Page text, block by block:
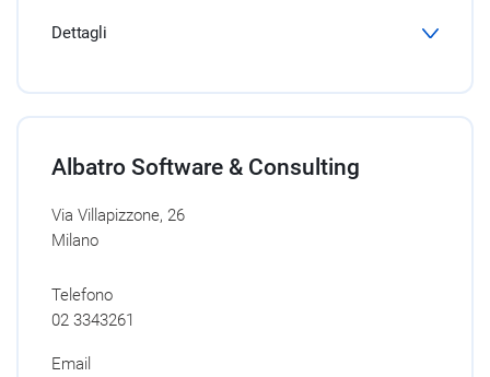
Dettagli
Albatro Software & Consulting
Via Villapizzone, 26
Milano
Telefono
02 3343261
Email